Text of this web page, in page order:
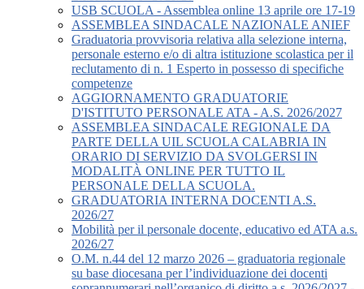
USB SCUOLA - Assemblea online 13 aprile ore 17-19
ASSEMBLEA SINDACALE NAZIONALE ANIEF
Graduatoria provvisoria relativa alla selezione interna,
personale esterno e/o di altra istituzione scolastica per il
reclutamento di n. 1 Esperto in possesso di specifiche
competenze
AGGIORNAMENTO GRADUATORIE
D'ISTITUTO PERSONALE ATA - A.S. 2026/2027
ASSEMBLEA SINDACALE REGIONALE DA
PARTE DELLA UIL SCUOLA CALABRIA IN
ORARIO DI SERVIZIO DA SVOLGERSI IN
MODALITÀ ONLINE PER TUTTO IL
PERSONALE DELLA SCUOLA.
GRADUATORIA INTERNA DOCENTI A.S.
2026/27
Mobilità per il personale docente, educativo ed ATA a.s.
2026/27
O.M. n.44 del 12 marzo 2026 – graduatoria regionale
su base diocesana per l’individuazione dei docenti